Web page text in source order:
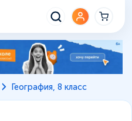
География, 8 класс